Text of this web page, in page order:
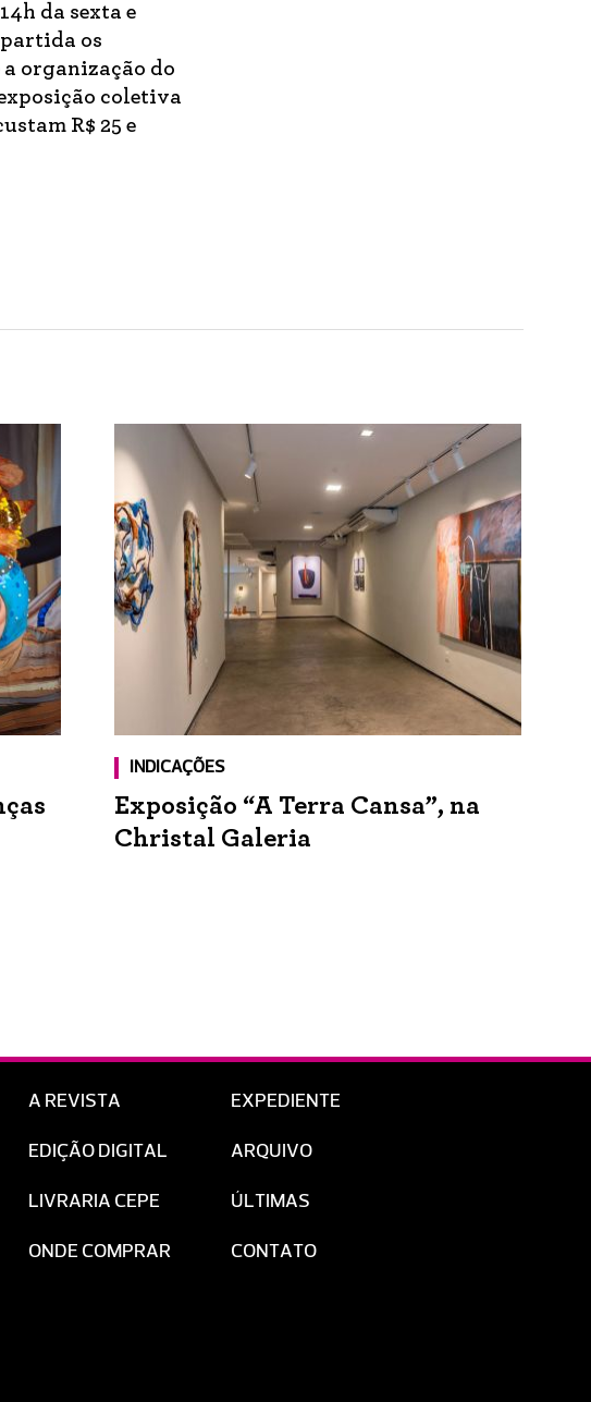
da sexta e
os
a organização do
coletiva
R$ 25 e
INDICAÇÕES
Exposição “A Terra Cansa”, na
Christal Galeria
A REVISTA
EDIÇÃO DIGITAL
LIVRARIA CEPE
ONDE COMPRAR
EXPEDIENTE
ARQUIVO
ÚLTIMAS
CONTATO